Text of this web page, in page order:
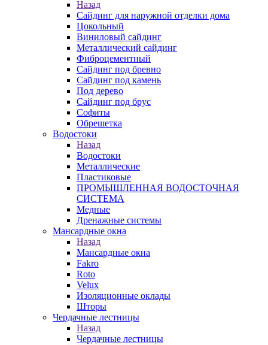
Назад
Сайдинг для наружной отделки дома
Цокольный
Виниловый сайдинг
Металлический сайдинг
Фиброцементный
Сайдинг под бревно
Сайдинг под камень
Под дерево
Сайдинг под брус
Софиты
Обрешетка
Водостоки
Назад
Водостоки
Металлические
Пластиковые
ПРОМЫШЛЕННАЯ ВОДОСТОЧНАЯ
СИСТЕМА
Медные
Дренажные системы
Мансардные окна
Назад
Мансардные окна
Fakro
Roto
Velux
Изоляционные оклады
Шторы
Чердачные лестницы
Назад
Чердачные лестницы